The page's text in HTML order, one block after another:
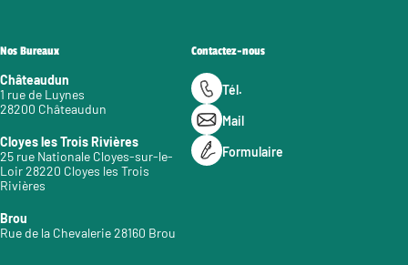
Nos Bureaux
Châteaudun
1 rue de Luynes
28200 Châteaudun
Cloyes les Trois Rivières
25 rue Nationale Cloyes-sur-le-
Loir 28220 Cloyes les Trois
Rivières
Brou
Rue de la Chevalerie 28160 Brou
Contactez-nous
Tél.
Mail
Formulaire